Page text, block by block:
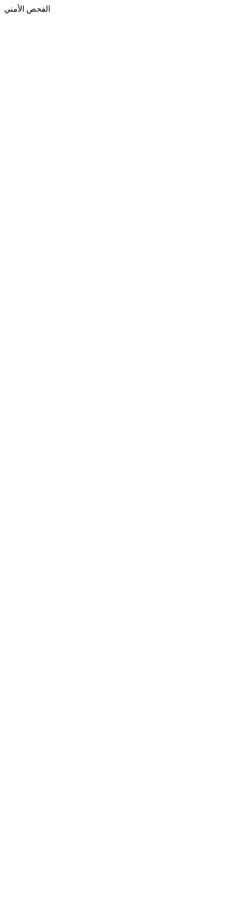
الفحص الأمني